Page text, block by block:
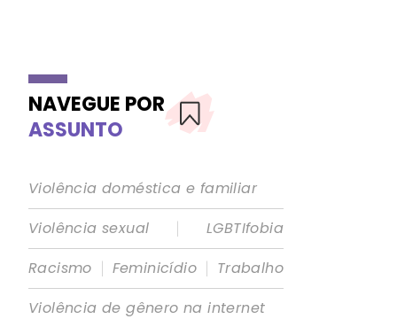
NAVEGUE POR
ASSUNTO
Violência doméstica e familiar
Violência sexual
|
LGBTIfobia
Racismo | Feminicídio | Trabalho
Violência de gênero na internet